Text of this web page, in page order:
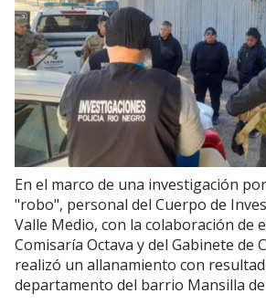
En el marco de una investigación
"robo", personal del Cuerpo de
Valle Medio, con la colaboración de
Comisaría Octava y del Gabinete de
realizó un allanamiento con
departamento del barrio Mansilla de